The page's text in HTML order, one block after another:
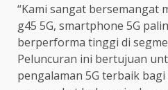
“Kami sangat bersemangat
g45 5G, smartphone 5G
berperforma tinggi di
Peluncuran ini bertujuan
pengalaman 5G terbaik